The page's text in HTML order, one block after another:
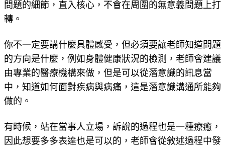
問題的細節，直入核心，不會在周圍的無意義問題上打
轉。
你不一定要講什麼具體感受，但必須要讓老師知道問題
的方向是什麼，例如身體健康狀況的檢測，老師會建議
由專業的醫療機構來做，但是可以從潛意識的訊息當
中，知道如何面對疾病與病痛，這是潛意識溝通所能夠
做的。
有時候，站在當事人立場，訴說的過程也是一種療癒，
因此想要多多表達也是可以的，老師會從敘述過程中發